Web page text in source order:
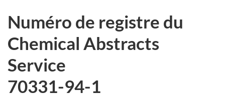
Numéro de registre du
Chemical Abstracts
Service
70331-94-1